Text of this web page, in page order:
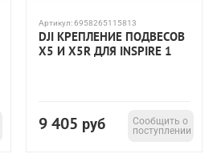
Артикул:6958265115813
DJI КРЕПЛЕНИЕ ПОДВЕСОВ
X5 И X5R ДЛЯ INSPIRE 1
9 405 руб
Сообщить о
поступлении